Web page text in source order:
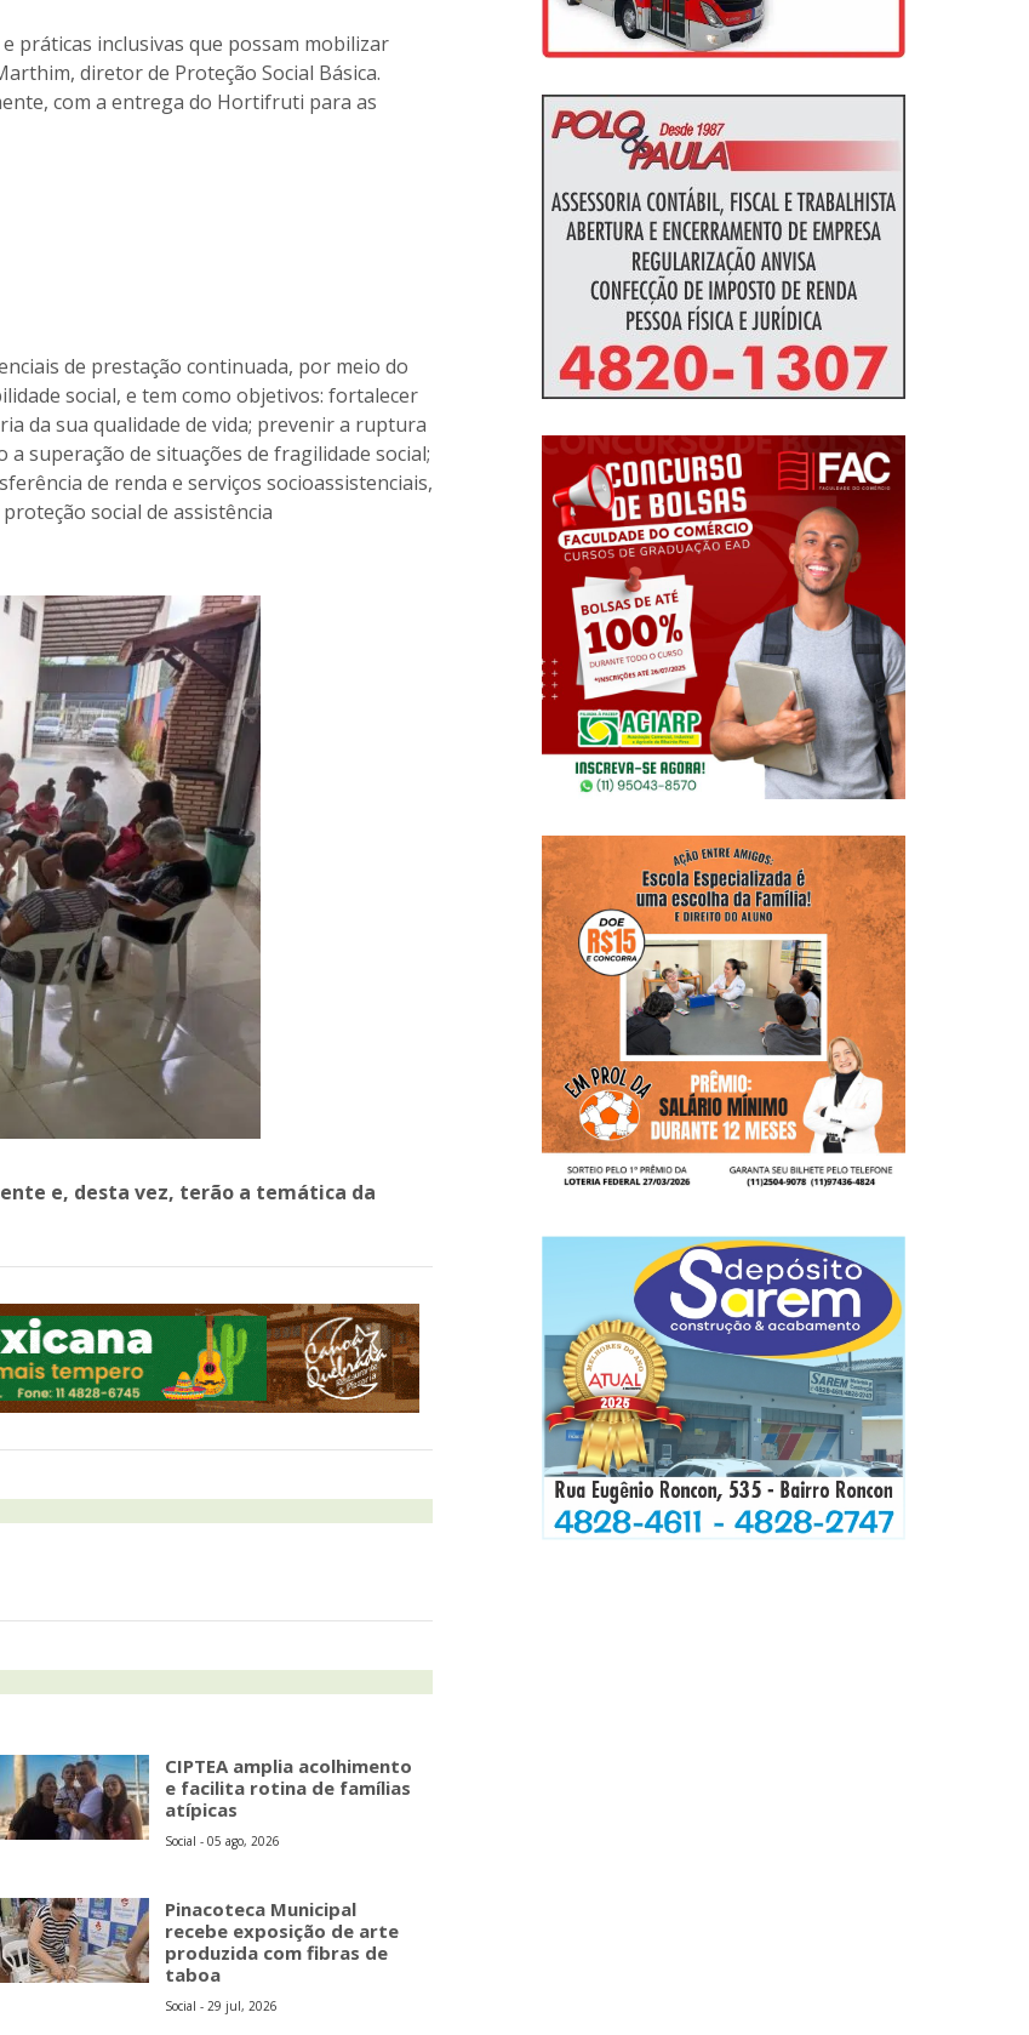
práticas inclusivas que possam mobilizar
diretor de Proteção Social Básica.
com a entrega do Hortifruti para as
de prestação continuada, por meio do
social, e tem como objetivos: fortalecer
da sua qualidade de vida; prevenir a ruptura
superação de situações de fragilidade social;
de renda e serviços socioassistenciais,
social de assistência
e, desta vez, terão a temática da
CIPTEA amplia acolhimento
e facilita rotina de famílias
atípicas
Social - 05 ago, 2026
Pinacoteca Municipal
recebe exposição de arte
produzida com fibras de
taboa
Social - 29 jul, 2026